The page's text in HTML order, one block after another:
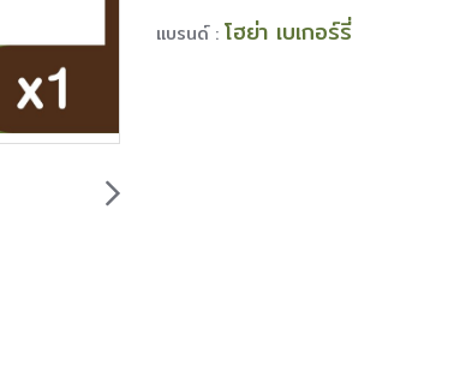
แบรนด์ : โฮย่า เบเกอร์รี่